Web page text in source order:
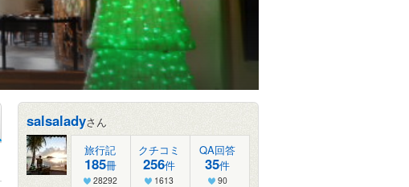
salsaladyさん
旅行記
185冊
28292
クチコミ
256件
1613
QA回答
35件
90